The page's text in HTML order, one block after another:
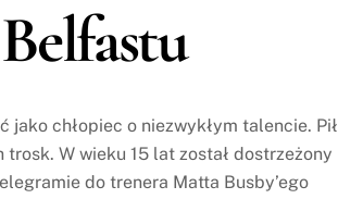
chłopiec o niezwykłym talencie.
W wieku 15 lat został dostrzeżony
do trenera Matta Busby’ego